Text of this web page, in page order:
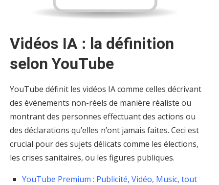
Vidéos IA : la définition
selon YouTube
YouTube définit les vidéos IA comme celles décrivant
des événements non-réels de manière réaliste ou
montrant des personnes effectuant des actions ou
des déclarations qu’elles n’ont jamais faites. Ceci est
crucial pour des sujets délicats comme les élections,
les crises sanitaires, ou les figures publiques.
YouTube Premium : Publicité, Vidéo, Music, tout